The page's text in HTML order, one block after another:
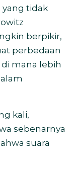
tidak
berpikir,
perbedaan
di mana lebih
kali,
sebenarnya
suara